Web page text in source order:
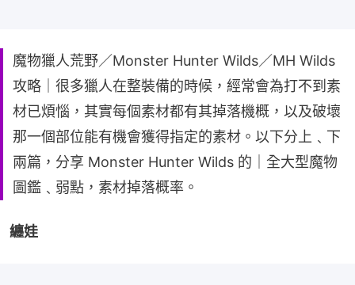
魔物獵人荒野／Monster Hunter Wilds／MH Wilds
攻略｜很多獵人在整裝備的時候，經常會為打不到素
材已煩惱，其實每個素材都有其掉落機概，以及破壞
那一個部位能有機會獲得指定的素材。以下分上﹑下
兩篇，分享 Monster Hunter Wilds 的｜全大型魔物
圖鑑﹑弱點，素材掉落概率。
纏娃